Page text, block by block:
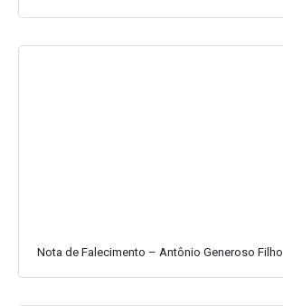
Nota de Falecimento – Antônio Generoso Filho